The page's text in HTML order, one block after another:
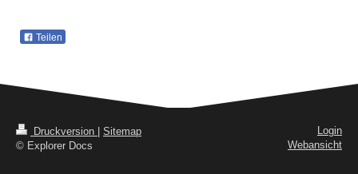
Teilen
Druckversion
Sitemap
© Explorer Docs
Login
Webansicht